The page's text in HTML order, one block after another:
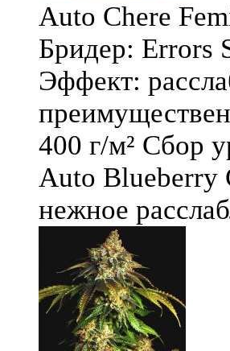
Auto Chere
Бридер: Errors
Эффект:
400 г/м² Сбор
Auto Blueberry
нежное